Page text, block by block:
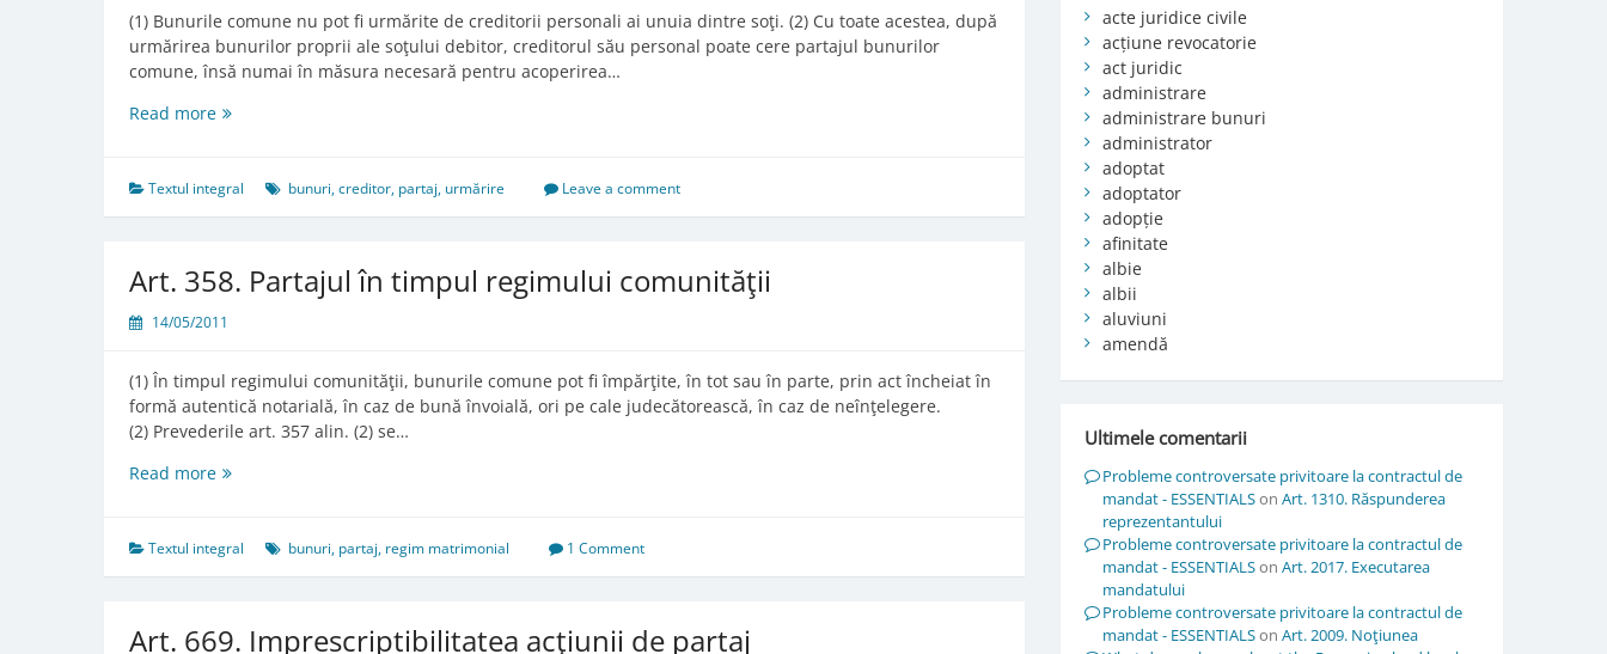
(1) Bunurile comune nu pot fi urmărite de creditorii personali ai unuia dintre soţi. (2) Cu toate acestea, după
urmărirea bunurilor proprii ale soţului debitor, creditorul său personal poate cere partajul bunurilor
comune, însă numai în măsura necesară pentru acoperirea…
Read moreArt.
bunurilor
comune
Textul integral bunuri,creditor, partaj, urmărire Leave a comment
Art. 358. Partajul în timpul regimului comunităţii
14/05/2011
(1) În timpul regimului comunităţii, bunurile comune pot fi împărţite, în tot sau în parte, prin act încheiat în
formă autentică notarială, în caz de bună învoială, ori pe cale judecătorească, în caz de neînţelegere.
(2) Prevederile art. 357 alin. (2) se…
Read moreArt.
în
timpul
Textul integral bunuri, partaj, regim matrimonial 1 Comment
Art. 669. Imprescriptibilitatea acţiunii de partaj
acte juridice civile
acțiune revocatorie
act juridic
administrare
administrare bunuri
administrator
adoptat
adoptator
adopție
afinitate
albie
albii
aluviuni
amendă
Ultimele comentarii
Probleme controversate privitoare la contractul de
mandat - ESSENTIALSon Art. 1310. Răspunderea
reprezentantului
Probleme controversate privitoare la contractul de
mandat - ESSENTIALSon Art. 2017. Executarea
mandatului
Probleme controversate privitoare la contractul de
mandat - ESSENTIALSon Art. 2009. Noţiunea